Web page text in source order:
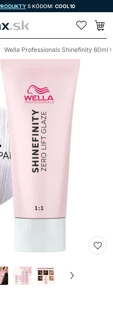
S KÓDOM: COOL10
Wella Professionals Shinefinity 60ml